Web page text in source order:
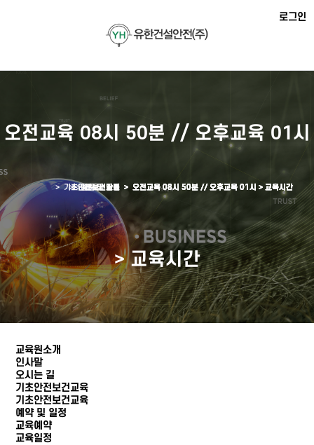
로그인
오전교육 08시 50분 // 오후교육 01시
> 교육시간
> 교육원소개 > 오전교육 08시 50분 // 오후교육 01시 > 교육시간
교육원소개
인사말
오시는 길
> 기초안전보건교육 > 오전교육 08시 50분 // 오후교육 01시 > 교육시간
기초안전보건교육
기초안전보건교육
> 예약 및 일정 > 오전교육 08시 50분 // 오후교육 01시 > 교육시간
예약 및 일정
교육예약
교육일정
> 안전보건자료 > 오전교육 08시 50분 // 오후교육 01시 > 교육시간
> 질문 및 답변 > 오전교육 08시 50분 // 오후교육 01시 > 교육시간